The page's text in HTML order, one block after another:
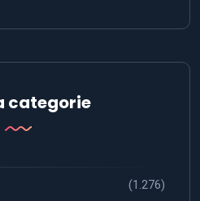
categorie
(1.276)